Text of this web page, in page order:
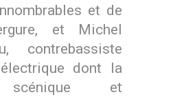
et de
et Michel
contrebassiste
dont la
scénique et